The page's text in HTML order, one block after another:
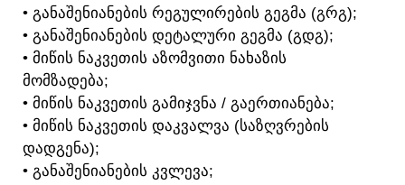
• ᲒᲐᲜᲐᲨᲔᲜᲘᲐᲜᲔᲑᲘᲡ ᲠᲔᲒᲣᲚᲘᲠᲔᲑᲘᲡ ᲒᲔᲒᲛᲐ (ᲒᲠᲒ);
• ᲒᲐᲜᲐᲨᲔᲜᲘᲐᲜᲔᲑᲘᲡ ᲓᲔᲢᲐᲚᲣᲠᲘ ᲒᲔᲒᲛᲐ (ᲒᲓᲒ);
• ᲛᲘᲬᲘᲡ ᲜᲐᲙᲕᲔᲗᲘᲡ ᲐᲖᲝᲛᲕᲘᲗᲘ ᲜᲐᲮᲐᲖᲘᲡ
ᲛᲝᲛᲖᲐᲓᲔᲑᲐ;
• ᲛᲘᲬᲘᲡ ᲜᲐᲙᲕᲔᲗᲘᲡ ᲒᲐᲛᲘᲯᲕᲜᲐ / ᲒᲐᲔᲠᲗᲘᲐᲜᲔᲑᲐ;
• ᲛᲘᲬᲘᲡ ᲜᲐᲙᲕᲔᲗᲘᲡ ᲓᲐᲙᲕᲐᲚᲕᲐ (ᲡᲐᲖᲦᲕᲠᲔᲑᲘᲡ
ᲓᲐᲓᲒᲔᲜᲐ);
• ᲒᲐᲜᲐᲨᲔᲜᲘᲐᲜᲔᲑᲘᲡ ᲙᲕᲚᲔᲕᲐ;